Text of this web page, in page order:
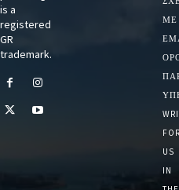
is a
registered
GR
trademark.
ΜΕ
FOR
US
IN